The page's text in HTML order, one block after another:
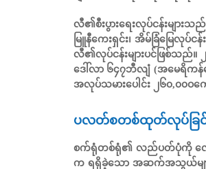
လီ၏စီးပွားရေးလုပ်ငန်းမျာ
မြူနီကေးရှင်း၊ အိမ်ခြံမြေ
လီ၏လုပ်ငန်းများပင်ဖြစ်သည်
ဒေါ်လာ ၆၄၇ဘီလျံ (အမေရိကန်
အလုပ်သမားပေါင်း ၂၆၀,၀၀ဝ
ပလတ်စတစ်ထုတ်လုပ်ခြင်
စက်ရုံတစ်ရုံ၏ လည်ပတ်ပုံကို လေ့လာ
က ရရှိခဲ့သော အဆက်အသွယ်မျ